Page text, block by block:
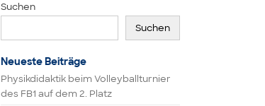
Suchen
Suchen
Neueste Beiträge
Physikdidaktik beim Volleyballturnier
des FB1 auf dem 2. Platz